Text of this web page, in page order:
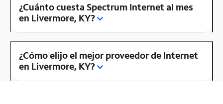
¿Cuánto cuesta Spectrum Internet al mes
en Livermore, KY?
¿Cómo elijo el mejor proveedor de Internet
en Livermore, KY?